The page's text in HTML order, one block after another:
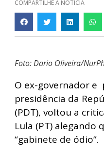
COMPARTILHE A NOTÍCIA
Foto: Dario Oliveira/
O ex-governador e
presidência da
(PDT), voltou a
Lula (PT) alegando
“gabinete de ódio”.